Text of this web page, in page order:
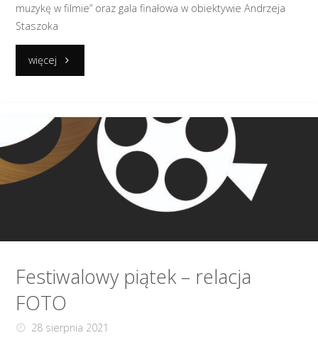
muzykę w filmie” oraz gala finałowa w obiektywie Andrzeja
Staszoka
więcej"Festiwalowa
–
relacja
Festiwalowy piątek – relacja
FOTO
28 sierpnia 2021